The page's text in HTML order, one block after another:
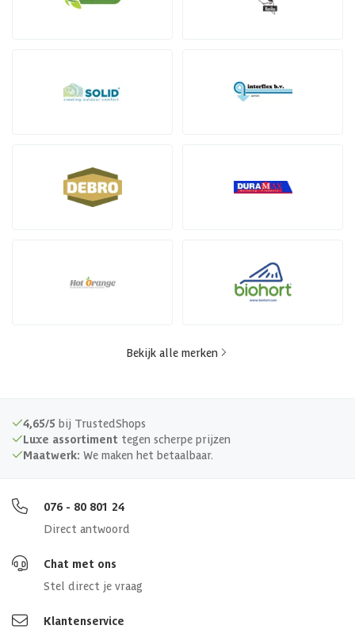
Bekijk alle merken
4,65/5 bij TrustedShops
Luxe assortiment tegen scherpe prijzen
Maatwerk: We maken het betaalbaar.
076 - 80 801 24
Direct antwoord
Chat met ons
Stel direct je vraag
Klantenservice